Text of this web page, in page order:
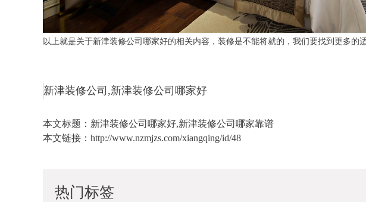
以上就是关于新津装修公司哪家好的相关内容，装修是不能将就的，我们要找到更多的
新津装修公司,新津装修公司哪家好
本文标题： 新津装修公司哪家好,新津装修公司哪家靠谱
本文链接： http://www.nzmjzs.com/xiangqing/id/48
热门标签